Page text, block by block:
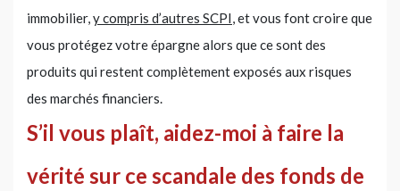
immobilier,y compris d’autres SCPI, et vous font croire que
vous protégez votre épargne alors que ce sont des
produits qui restent complètement exposés aux risques
des marchés financiers.
S’il vous plaît, aidez-moi à faire la
vérité sur ce scandale des fonds de